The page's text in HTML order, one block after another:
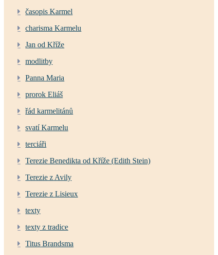
časopis Karmel
charisma Karmelu
Jan od Kříže
modlitby
Panna Maria
prorok Eliáš
řád karmelitánů
svatí Karmelu
terciáři
Terezie Benedikta od Kříže (Edith Stein)
Terezie z Avily
Terezie z Lisieux
texty
texty z tradice
Titus Brandsma